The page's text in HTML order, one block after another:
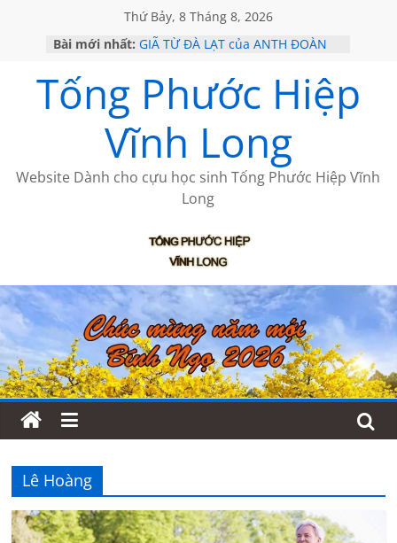
Thứ Bảy, 8 Tháng 8, 2026
Bài mới nhất: GIÃ TỪ ĐÀ LẠT của ANTH ĐOÀN
KHÔNG ĐỀ 20 CỦA THÁI LÃO
KHÔNG ĐỀ 19 CỦA THÁI LÃO
CHÙM THƠ CỦA BÍCH HÀ
Tống Phước Hiệp
Vĩnh Long
Website Dành cho cựu học sinh Tống Phước Hiệp Vĩnh
Long
Lê Hoàng